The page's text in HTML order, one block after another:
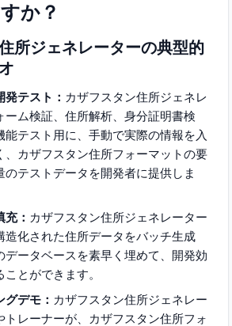
か？
所ジェネレーターの典型的
テスト： カザフスタン住所ジェネレ
ーム検証、住所解析、身分証明書検
能テスト用に、手動で実際の情報を入
、カザフスタン住所フォーマットの要
のテストデータを開発者に提供しま
： カザフスタン住所ジェネレーター
造化された住所データをバッチ生成
データベースを素早く埋めて、開発効
とができます。
デモ： カザフスタン住所ジェネレー
トレーナーが、カザフスタン住所フォ